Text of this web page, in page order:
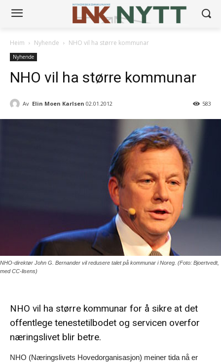
Heim Nyhende NHO vil ha større kommunar
Nyhende
NHO vil ha større kommunar
Av Elin Moen Karlsen 02.01.2012 583
NHO-direktør John G. Bernander vil redusere talet på kommunar i Noreg. (Foto: Bjoertvedt,
med CC-lisens)
NHO vil ha større kommunar for å sikre at det
offentlege tenestetilbodet og servicen overfor
næringslivet blir betre.
NHO (Næringslivets Hovedorganisasjon) meiner tida nå er